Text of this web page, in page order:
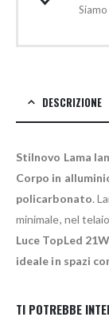
DESCRIZIONE
Stilnovo Lama
Corpo in
policarbonato.
minimale, nel
Luce TopLed
ideale in spazi
TI POTREBBE